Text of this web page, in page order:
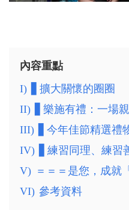
內容重點
I)
▋擴大關懷的圈圈
II)
▋樂施有禮：一場
III)
▋今年佳節精選禮
IV)
▋練習同理、練習
V) ＝＝＝是您，成就
VI) 參考資料